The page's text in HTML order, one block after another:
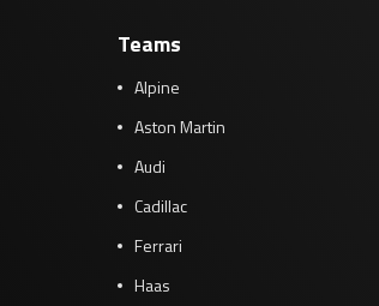
Teams
Alpine
Aston Martin
Audi
Cadillac
Ferrari
Haas